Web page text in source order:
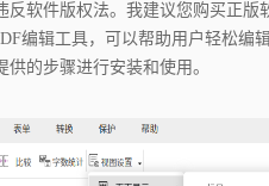
软件版权法。我建议您购买正版
编辑工具，可以帮助用户轻松编
的步骤进行安装和使用。